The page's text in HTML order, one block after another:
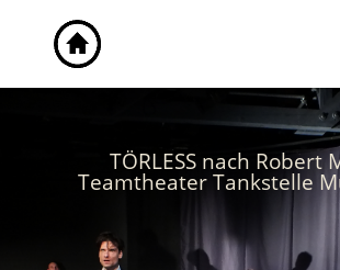
TÖRLESS nach Robert
Teamtheater Tankstelle